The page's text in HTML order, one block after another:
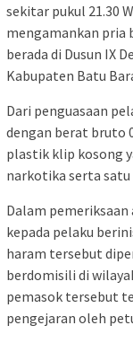
sekitar pukul 21.30
mengamankan pria
berada di Dusun IX
Kabupaten Batu
Dari penguasaan
dengan berat bruto
plastik klip kosong
narkotika serta
Dalam
kepada pelaku
haram tersebut
berdomisili di
pemasok tersebut
pengejaran oleh